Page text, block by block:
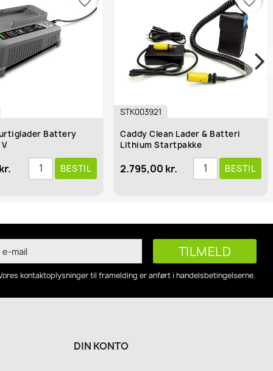
BESTIL
Caddy Clean Lader & Batteri
Lithium Startpakke
2.795,00 kr. BESTIL
Rema
79,95 kr.
kontaktoplysninger til framelding er anført i handelsbetingelserne.
DIN KONTO